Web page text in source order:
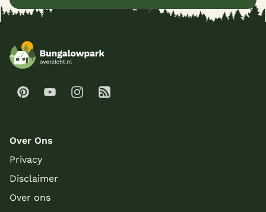
Over Ons
Privacy
Disclaimer
Over ons